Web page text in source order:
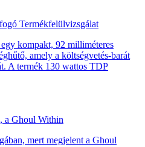
Termékfelülvizsgálat
kompakt, 92 milliméteres
amely a költségvetés-barát
A termék 130 wattos TDP
a Ghoul Within
mert megjelent a Ghoul